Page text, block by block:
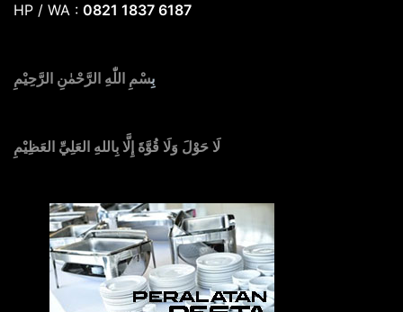
HP / WA : 0821 1837 6187
بِسْمِ اللّٰهِ الرَّحْمٰنِ الرَّحِيْمِ
لَا حَوْلَ وَلَا قُوَّةَ إِلَّا بِاللهِ العَلِيِّ العَظِيْمِ